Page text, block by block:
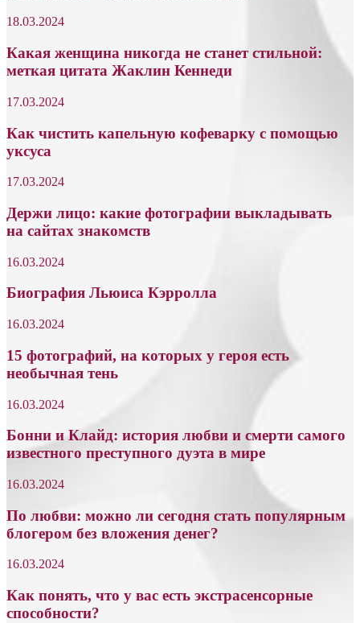
18.03.2024
Какая женщина никогда не станет стильной:
меткая цитата Жаклин Кеннеди
17.03.2024
Как чистить капельную кофеварку с помощью
уксуса
17.03.2024
Держи лицо: какие фотографии выкладывать
на сайтах знакомств
16.03.2024
Биография Льюиса Кэрролла
16.03.2024
15 фотографий, на которых у героя есть
необычная тень
16.03.2024
Бонни и Клайд: история любви и смерти самого
известного преступного дуэта в мире
16.03.2024
По любви: можно ли сегодня стать популярным
блогером без вложения денег?
16.03.2024
Как понять, что у вас есть экстрасенсорные
способности?